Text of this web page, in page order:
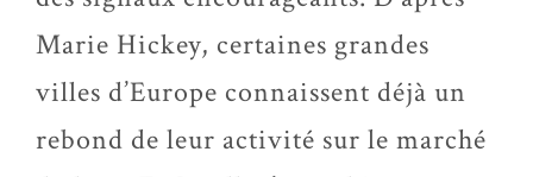
Marie Hickey, certaines grandes
villes d’Europe connaissent déjà un
rebond de leur activité sur le marché